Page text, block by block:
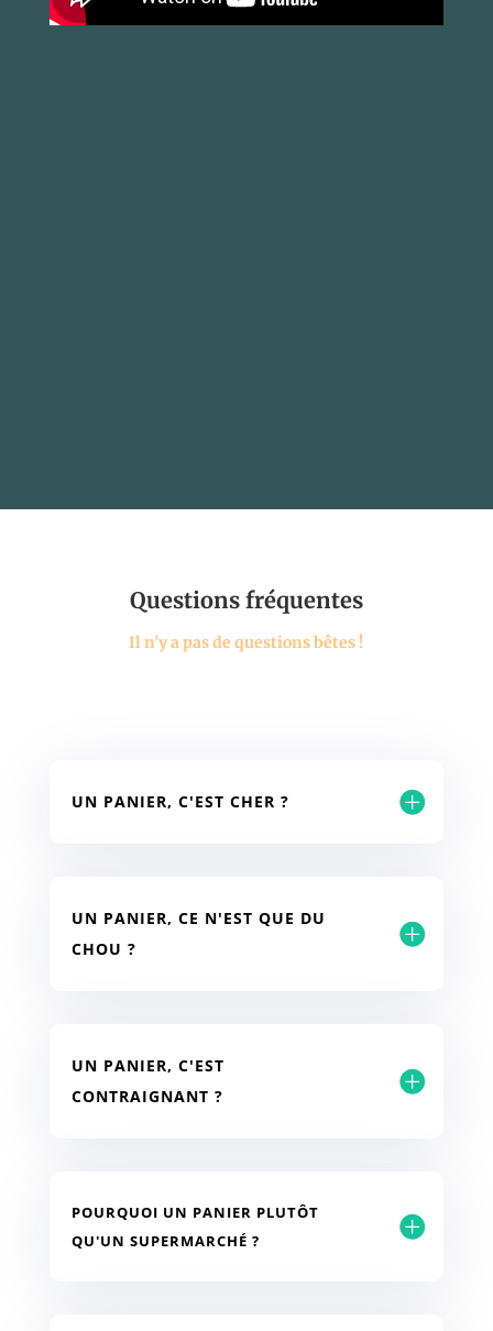
Questions fréquentes
Il n’y a pas de questions bêtes !
UN PANIER, C'EST CHER ?
UN PANIER, CE N'EST QUE DU
CHOU ?
UN PANIER, C'EST
CONTRAIGNANT ?
POURQUOI UN PANIER PLUTÔT
QU'UN SUPERMARCHÉ ?